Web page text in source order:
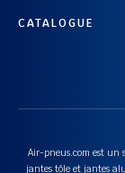
CATALOGUE
Air-pneus.com est un
jantes tôle et jantes